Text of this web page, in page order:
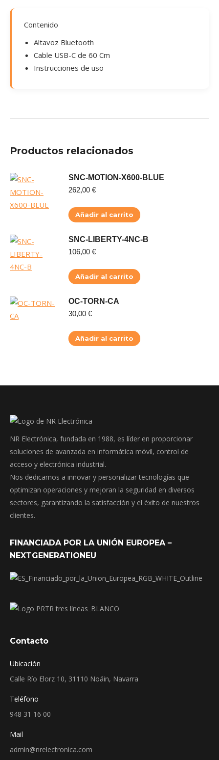
Contenido
Altavoz Bluetooth
Cable USB-C de 60 Cm
Instrucciones de uso
Productos relacionados
SNC-MOTION-X600-BLUE
262,00 €
Añadir al carrito
SNC-LIBERTY-4NC-B
106,00 €
Añadir al carrito
OC-TORN-CA
30,00 €
Añadir al carrito
NR Electrónica, fundada en 1988, es líder en proporcionar
soluciones de avanzada en informática móvil, control de
acceso y electrónica industrial.
Nos dedicamos a innovar y personalizar tecnologías que
optimizan operaciones y mejoran la seguridad en diversos
sectores, garantizando la satisfacción y el éxito de nuestros
clientes.
FINANCIADA POR LA UNIÓN EUROPEA –
NEXTGENERATIONEU
Contacto
Ubicación
Calle Río Elorz 10, 31110 Noáin, Navarra
Teléfono
948 31 16 00
Mail
admin@nrelectronica.com